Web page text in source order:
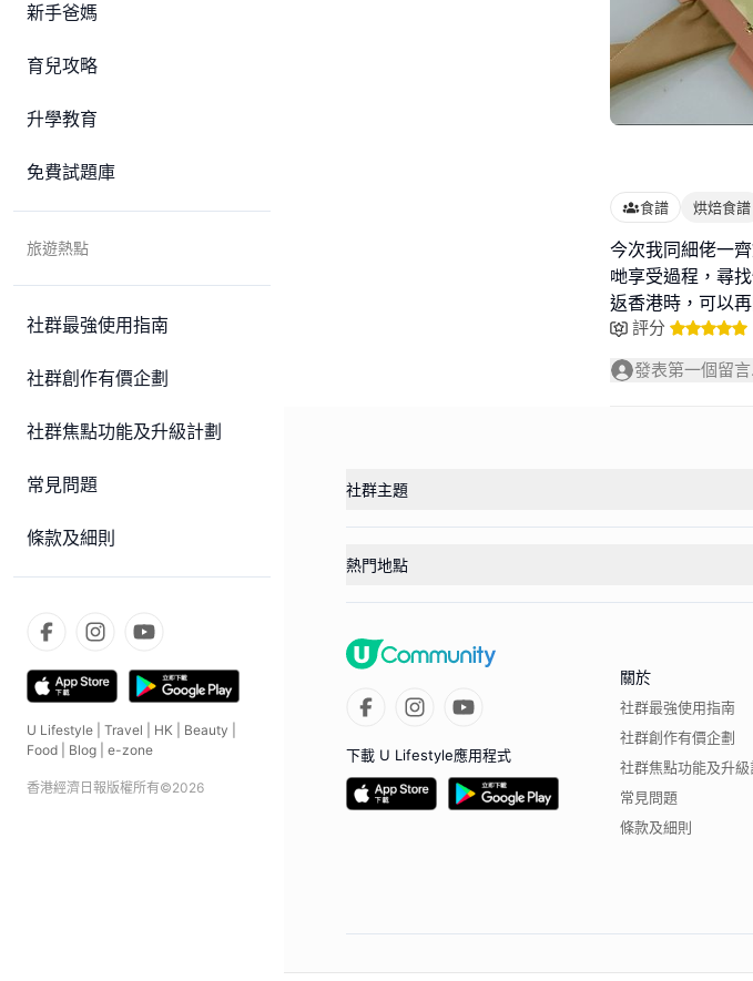
新手爸媽
育兒攻略
升學教育
免費試題庫
旅遊熱點
社群最強使用指南
社群創作有價企劃
社群焦點功能及升級計劃
常見問題
條款及細則
U Lifestyle Travel HK Beauty
Food
Blog e-zone
香港經濟日報版權所有©2026
食譜 烘焙食譜
今次我同細佬一
哋享受過程，尋
返香港時，可以
評分
發表第一個留言
社群主題
熱門地點
下載 U Lifestyle應用程式
關於
社群最強使用指南
社群創作有價企劃
社群焦點功能及升級
常見問題
條款及細則